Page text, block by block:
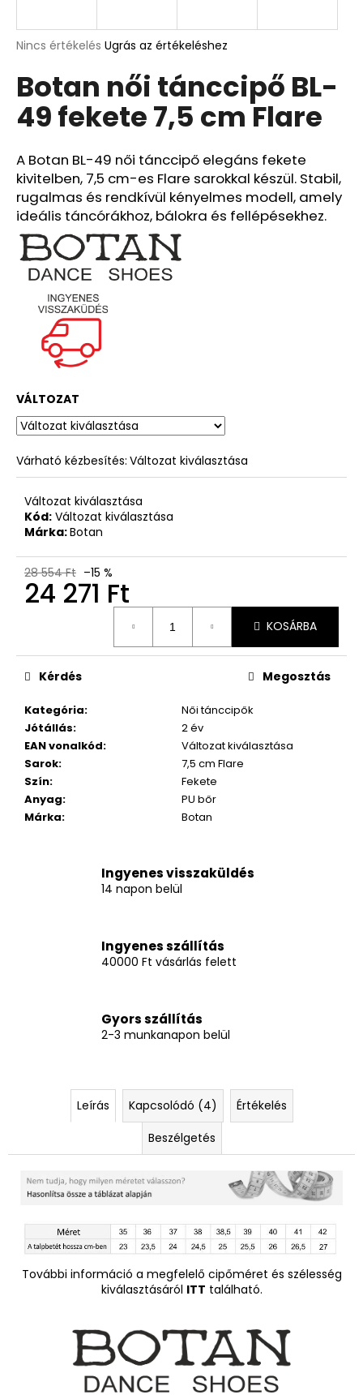
A
átlagos
értékelése
5-
ből
csillag.
Nincs értékelés Ugrás az értékeléshez
Botan női tánccipő BL-
49 fekete 7,5 cm Flare
A Botan BL-49 női tánccipő elegáns fekete
kivitelben, 7,5 cm-es Flare sarokkal készül. Stabil,
rugalmas és rendkívül kényelmes modell, amely
ideális táncórákhoz, bálokra és fellépésekhez.
VÁLTOZAT
Várható kézbesítés: Változat kiválasztása
Változat kiválasztása
Kód: Változat kiválasztása
Márka:Botan
28 554 Ft –15 %
24 271 Ft
KOSÁRBA
Kategória:
Női tánccipők
Jótállás:
2 év
EAN vonalkód:
Változat kiválasztása
Sarok:
7,5 cm Flare
Szín:
Fekete
Anyag:
PU bőr
Márka: Botan
Kérdés Megosztás
Ingyenes visszaküldés
14 napon belül
Ingyenes szállítás
40000 Ft vásárlás felett
Gyors szállítás
2-3 munkanapon belül
Leírás Kapcsolódó (4)
Értékelés
Beszélgetés
További információ a megfelelő cipőméret és szélesség
kiválasztásáról ITT található.
A
á
n
l
u
k